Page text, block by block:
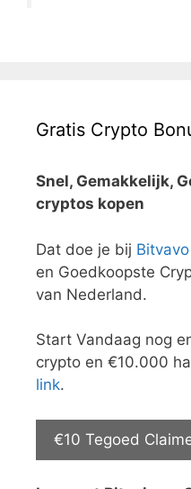
Gratis Crypto
Snel, Gemakkelijk,
cryptos kopen
Dat doe je bij
en Goedkoopste
van Nederland.
Start Vandaag nog
crypto en €10.000
link.
€10 Tegoed